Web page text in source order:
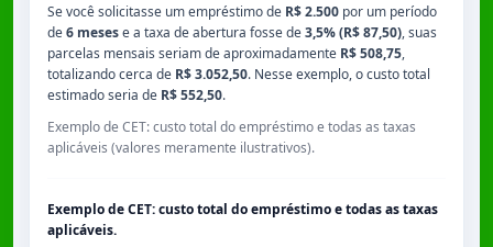
Se você solicitasse um empréstimo de R$ 2.500 por um período
de6 mesese a taxa de abertura fosse de3,5% (R$ 87,50), suas
parcelas mensais seriam de aproximadamente R$ 508,75,
totalizando cerca de R$ 3.052,50. Nesse exemplo, o custo total
estimado seria de R$ 552,50.
Exemplo de CET: custo total do empréstimo e todas as taxas
aplicáveis (valores meramente ilustrativos).
Exemplo de CET: custo total do empréstimo e todas as taxas
aplicáveis.